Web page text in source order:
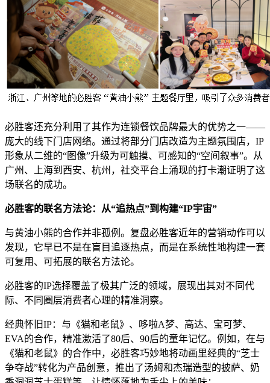
必胜客还充分利用了其作为连锁餐饮品牌最大的优势之一——
庞大的线下门店网络。通过将部分门店改造为主题氛围店，IP
形象从二维的“图像”升级为可触摸、可感知的“空间叙事”。从
广州、上海到西安、杭州，社交平台上涌现的打卡潮证明了这
场联名的成功。
必胜客的联名方法论：从“追热点”到构建“IP宇宙”
与黄油小熊的合作并非孤例。复盘必胜客近年的营销动作可以
发现，它早已不是在盲目追逐热点，而是在系统性地构建一套
可复用、可拓展的联名方法论。
必胜客的IP选择覆盖了极其广泛的领域，展现出其对不同代
际、不同圈层消费者心理的精准洞察。
经典怀旧IP：与《猫和老鼠》、哆啦A梦、高达、宝可梦、
EVA的合作，精准激活了80后、90后的童年记忆。例如，在与
《猫和老鼠》的合作中，必胜客巧妙地将动画里经典的“芝士
争夺战”转化为产品创意，推出了汤姆和杰瑞造型的披萨、奶